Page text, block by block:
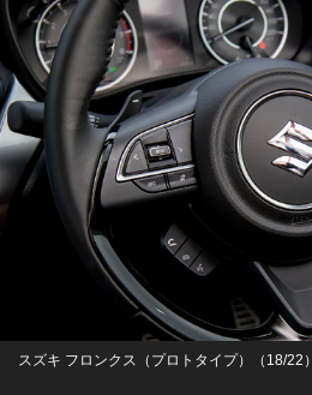
スズキ フロンクス（プロトタイプ）（18/22）